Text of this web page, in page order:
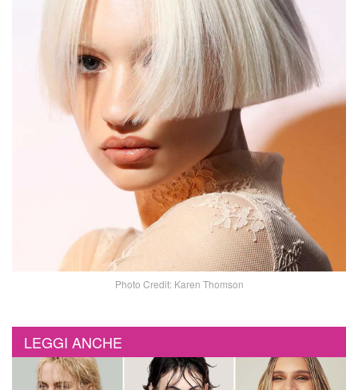
Photo Credit: Karen Thomson
LEGGI ANCHE